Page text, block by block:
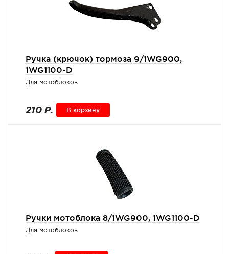
Ручка (крючок) тормоза 9/1WG900,
1WG1100-D
Для мотоблоков
210 Р. В корзину
Ручки мотоблока 8/1WG900, 1WG1100-D
Для мотоблоков